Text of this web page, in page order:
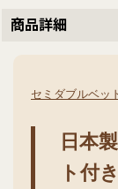
商品詳細
セミダブルベッ
日本
ト付